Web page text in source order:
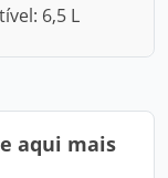
6,5 L
aqui mais